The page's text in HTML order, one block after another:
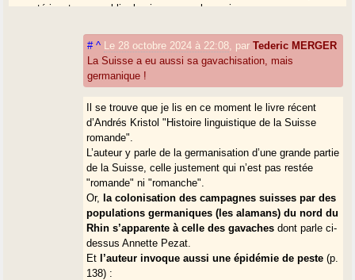
caractérisent sans oublier les immenses bergeries.
Ainsi à partir de ces nouvelles approches, le mode de vie de ces
migrants se dessine et bien qu’ayant peuplé notre région, il y a plus de
800 ans, ils restent très présents. Présence d’autant plus vive que bien
de leurs descendants sont parmi nous. Cela se retrouve
immanquablement dans nos arbres généalogiques. Nous sommes tous
des migrants, tous un peu Gavaches !
Architecture de la maison rurale XV° et XVI° s.dans l’E2M et de
l’habitat des migrants Gavaches
# ^ Le 28 octobre 2024 à 22:08 parTederic MERGER
La Suisse a eu aussi sa gavachisation, mais
germanique !
Il se trouve que je lis en ce moment le livre récent
d’Andrés Kristol "Histoire linguistique de la Suisse
romande".
L’auteur y parle de la germanisation d’une grande partie
de la Suisse, celle justement qui n’est pas restée
"romande" ni "romanche".
Or,
la colonisation des campagnes suisses par des
populations germaniques (les alamans) du nord du
Rhin s’apparente à celle des gavaches dont parle ci-
dessus Annette Pezat.
Et l’auteur invoque aussi une épidémie de peste (p.
138) :